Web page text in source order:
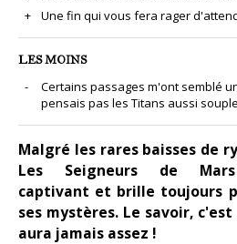
Une fin qui vous fera rager
LES MOINS
Certains passages m'ont semblé
pensais pas les Titans aussi
Malgré les rares baisses de
Les Seigneurs de
captivant et brille toujours
ses mystères. Le savoir,
aura jamais assez !